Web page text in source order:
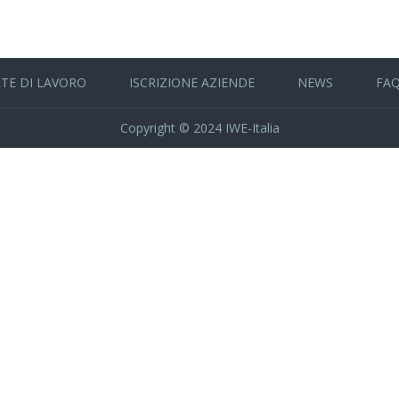
DI LAVORO ISCRIZIONE AZIENDE NEWS
Copyright © 2024 IWE-Italia